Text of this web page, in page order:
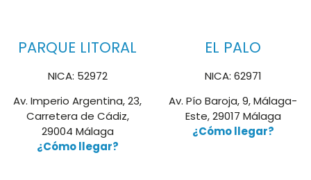
PARQUE LITORAL
NICA: 52972
Av. Imperio Argentina, 23,
Carretera de Cádiz,
29004 Málaga
¿Cómo llegar?
EL PALO
NICA: 62971
Av. Pío Baroja, 9, Málaga-
Este, 29017 Málaga
¿Cómo llegar?